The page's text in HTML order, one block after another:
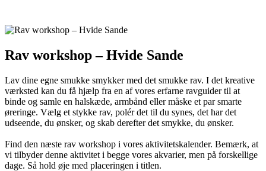
Rav workshop – Hvide Sande
Lav dine egne smukke smykker med det smukke rav. I det kreative
værksted kan du få hjælp fra en af vores erfarne ravguider til at
binde og samle en halskæde, armbånd eller måske et par smarte
øreringe. Vælg et stykke rav, polér det til du synes, det har det
udseende, du ønsker, og skab derefter det smykke, du ønsker.
Find den næste rav workshop i vores aktivitetskalender. Bemærk, at
vi tilbyder denne aktivitet i begge vores akvarier, men på forskellige
dage. Så hold øje med placeringen i titlen.